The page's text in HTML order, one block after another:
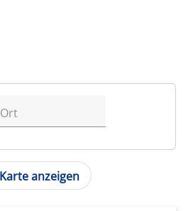
anzeigen